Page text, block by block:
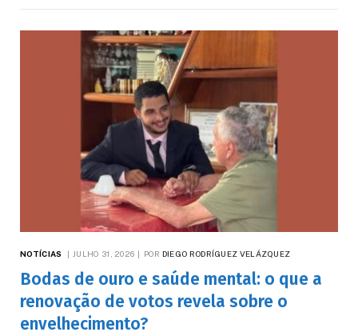
NOTÍCIAS JULHO 31, 2026 POR DIEGO RODRÍGUEZ VELÁZQUEZ
Bodas de ouro e saúde mental: o que a
renovação de votos revela sobre o
envelhecimento?